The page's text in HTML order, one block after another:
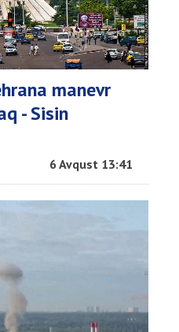
manevr
- Sisin
6 Avqust 13:41